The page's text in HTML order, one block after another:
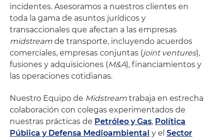
incidentes. Asesoramos a nuestros clientes en
toda la gama de asuntos jurídicos y
transaccionales que afectan a las empresas
midstream de transporte, incluyendo acuerdos
comerciales, empresas conjuntas (joint ventures),
fusiones y adquisiciones (M&A), financiamientos y
las operaciones cotidianas.
Nuestro Equipo de Midstream trabaja en estrecha
colaboración con colegas experimentados de
nuestras prácticas de Petróleo y Gas, Política
Pública y Defensa Medioambiental y el Sector